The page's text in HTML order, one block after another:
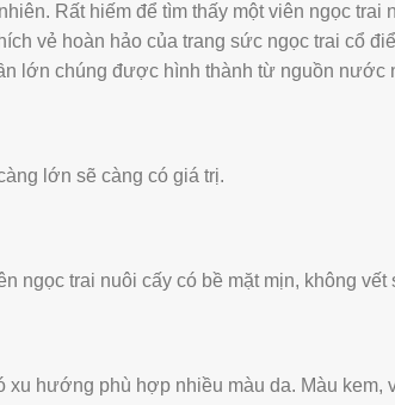
Rất hiếm để tìm thấy một viên ngọc trai
vẻ hoàn hảo của trang sức ngọc trai cổ
lớn chúng được hình thành từ nguồn
lớn sẽ càng có giá trị.
ngọc trai nuôi cấy có bề mặt mịn, không
xu hướng phù hợp nhiều màu da. Màu